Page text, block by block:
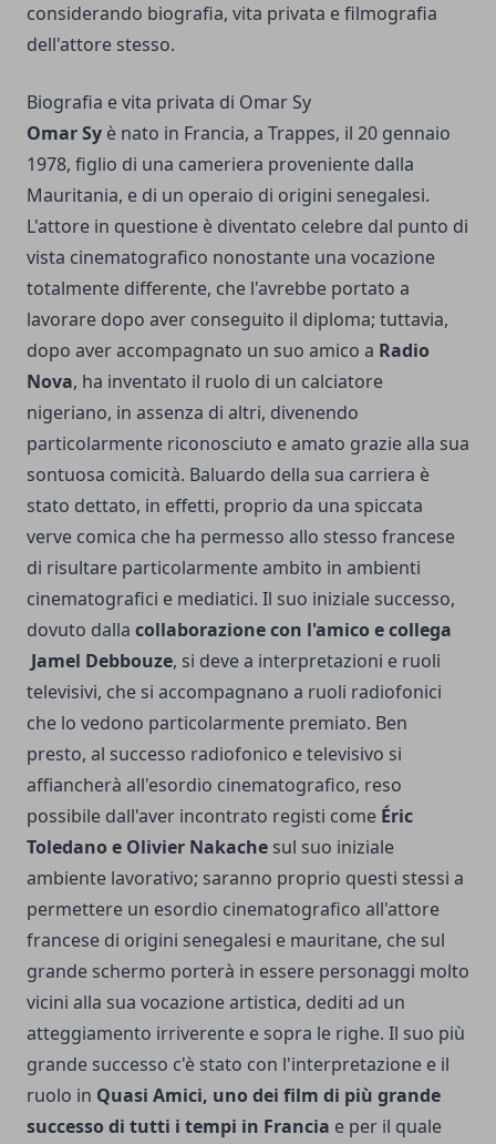
considerando biografia, vita privata e filmografia
dell'attore stesso.
Biografia e vita privata di Omar Sy
Omar Sy è nato in Francia, a Trappes, il 20 gennaio
1978, figlio di una cameriera proveniente dalla
Mauritania, e di un operaio di origini senegalesi.
L'attore in questione è diventato celebre dal punto di
vista cinematografico nonostante una vocazione
totalmente differente, che l'avrebbe portato a
lavorare dopo aver conseguito il diploma; tuttavia,
dopo aver accompagnato un suo amico a Radio
Nova, ha inventato il ruolo di un calciatore
nigeriano, in assenza di altri, divenendo
particolarmente riconosciuto e amato grazie alla sua
sontuosa comicità. Baluardo della sua carriera è
stato dettato, in effetti, proprio da una spiccata
verve comica che ha permesso allo stesso francese
di risultare particolarmente ambito in ambienti
cinematografici e mediatici. Il suo iniziale successo,
dovuto dalla collaborazione con l'amico e collega
Jamel Debbouze, si deve a interpretazioni e ruoli
televisivi, che si accompagnano a ruoli radiofonici
che lo vedono particolarmente premiato. Ben
presto, al successo radiofonico e televisivo si
affiancherà all'esordio cinematografico, reso
possibile dall'aver incontrato registi come Éric
Toledano e Olivier Nakache sul suo iniziale
ambiente lavorativo; saranno proprio questi stessi a
permettere un esordio cinematografico all'attore
francese di origini senegalesi e mauritane, che sul
grande schermo porterà in essere personaggi molto
vicini alla sua vocazione artistica, dediti ad un
atteggiamento irriverente e sopra le righe. Il suo più
grande successo c'è stato con l'interpretazione e il
ruolo in Quasi Amici, uno dei film di più grande
successo di tutti i tempi in Francia e per il quale